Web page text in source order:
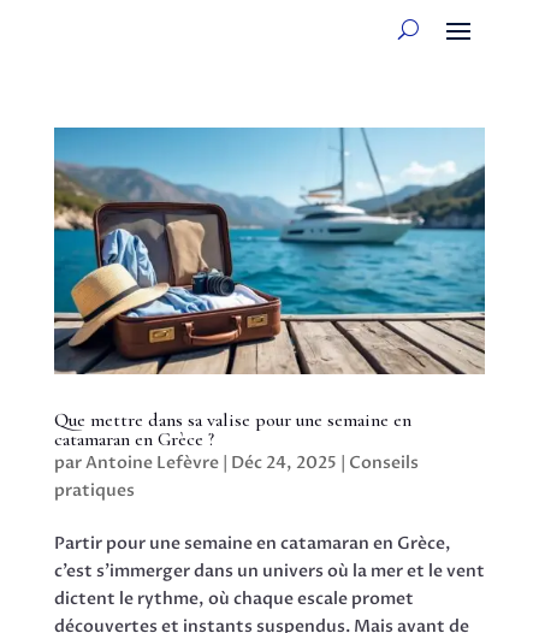
Que mettre dans sa valise pour une semaine en
catamaran en Grèce ?
parAntoine Lefèvre| Déc 24, 2025 | Conseils
pratiques
Partir pour une semaine en catamaran en Grèce,
c’est s’immerger dans un univers où la mer et le vent
dictent le rythme, où chaque escale promet
découvertes et instants suspendus. Mais avant de